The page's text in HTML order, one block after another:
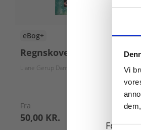
Vi
eBog+
Regnskoven på tværs
Liane Gerup Damsø Dorte Hammelev
Fra
50,00 KR.
For